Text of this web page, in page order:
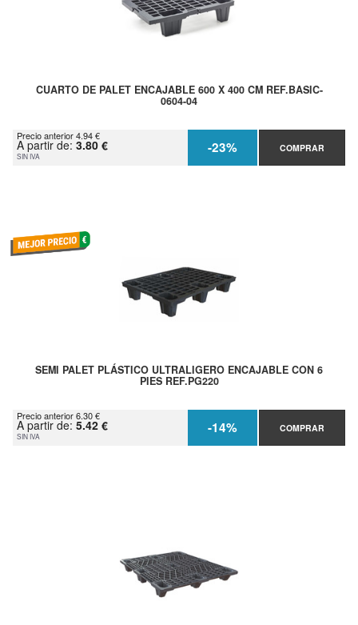
CUARTO DE PALET ENCAJABLE 600 X 400 CM REF.BASIC-
0604-04
Precio anterior 4.94 €
A partir de: 3.80 €
SIN IVA -23% COMPRAR
SEMI PALET PLÁSTICO ULTRALIGERO ENCAJABLE CON 6
PIES REF.PG220
Precio anterior 6.30 €
A partir de: 5.42 €
SIN IVA -14% COMPRAR